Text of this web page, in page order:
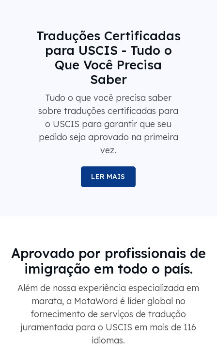
Traduções Certificadas
para USCIS - Tudo o
Que Você Precisa
Saber
Tudo o que você precisa saber
sobre traduções certificadas para
o USCIS para garantir que seu
pedido seja aprovado na primeira
vez.
LER MAIS
Aprovado por profissionais de
imigração em todo o país.
Além de nossa experiência especializada em
marata, a MotaWord é líder global no
fornecimento de serviços de tradução
juramentada para o USCIS em mais de 116
idiomas.